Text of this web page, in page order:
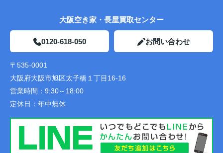
大阪空き家・長屋買取センター
0120-618-050 お問い合わせ
〒535-0001
大阪府大阪市旭区太子橋１丁目16-16
営業時間： 9:30～18:00
定休日： 年中無休